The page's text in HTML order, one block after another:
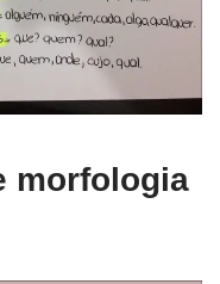
morfologia